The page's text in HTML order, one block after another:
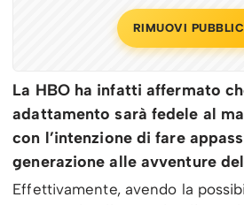
RIMUOVI
La HBO ha infatti affermato
adattamento sarà fedele al
con l’intenzione di fare
generazione alle avventure
Effettivamente, avendo la